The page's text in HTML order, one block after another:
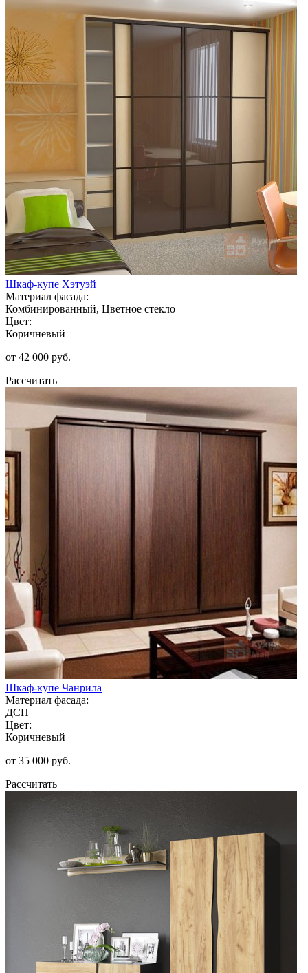
Шкаф-купе Хэтуэй
Материал фасада:
Комбинированный, Цветное стекло
Цвет:
Коричневый
от 42 000 руб.
Рассчитать
Шкаф-купе Чанрила
Материал фасада:
ДСП
Цвет:
Коричневый
от 35 000 руб.
Рассчитать